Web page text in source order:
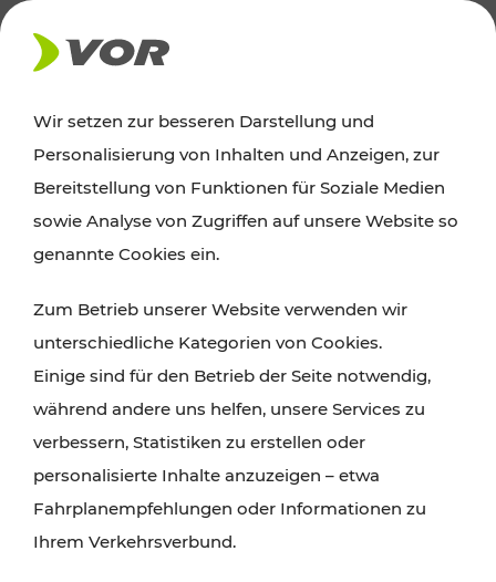
AKTUELLES
Ausflugstipps
Wien, Niederösterreich und das Burgenland
Wanderungen, Kultur und Gastronomie,
Radtouren oder purer Naturgenuss – viele
Attraktionen sind mit den Ticket- und Fahrplan-
Angeboten des VOR gut und schnell erreichbar.
Wir setzen zur besseren Darstellung und
Personalisierung von Inhalten und Anzeigen, zur
Bereitstellung von Funktionen für Soziale Medien
sowie Analyse von Zugriffen auf unsere Website so
genannte Cookies ein.
Zum Betrieb unserer Website verwenden wir
unterschiedliche Kategorien von Cookies.
Einige sind für den Betrieb der Seite notwendig,
während andere uns helfen, unsere Services zu
verbessern, Statistiken zu erstellen oder
personalisierte Inhalte anzuzeigen – etwa
Fahrplanempfehlungen oder Informationen zu
Ihrem Verkehrsverbund.